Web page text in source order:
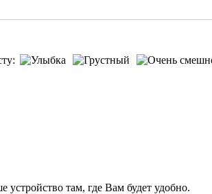
устройство там, где Вам будет удобно.